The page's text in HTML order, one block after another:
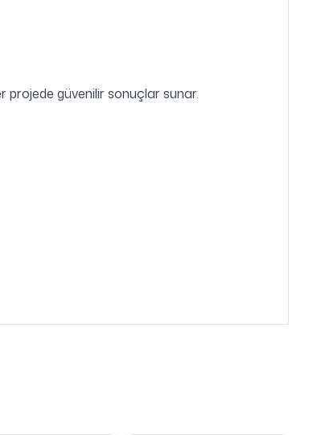
projede güvenilir sonuçlar sunar.